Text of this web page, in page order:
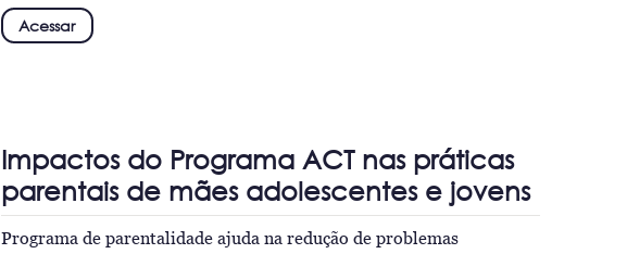
Acessar
Impactos do Programa ACT nas práticas
parentais de mães adolescentes e jovens
Programa de parentalidade ajuda na redução de problemas